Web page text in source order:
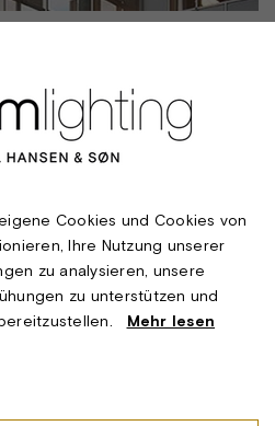
Cookies und Cookies von
Ihre Nutzung unserer
zu analysieren, unsere
zu unterstützen und
Mehr lesen